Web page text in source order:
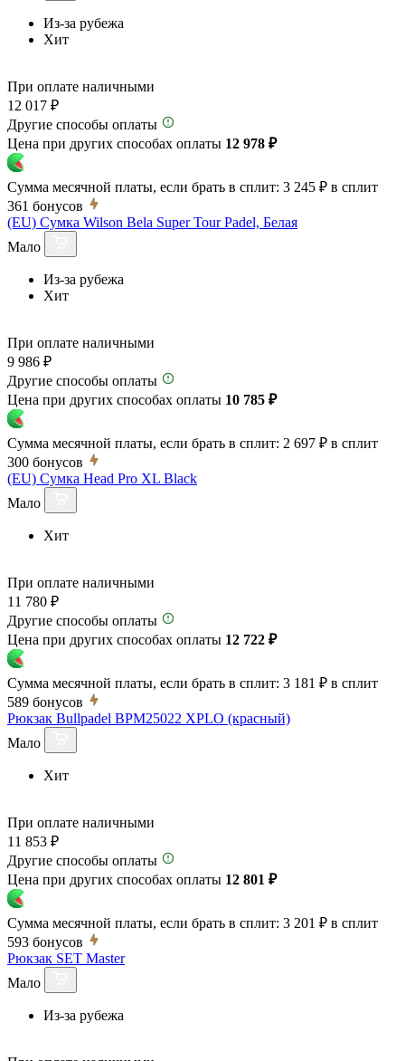
Из-за рубежа
Хит
При оплате наличными
12 017 ₽
Другие способы оплаты
Цена при других способах оплаты 12 978 ₽
Сумма месячной платы, если брать в сплит: 3 245 ₽ в сплит
361 бонусов
(EU) Сумка Wilson Bela Super Tour Padel, Белая
Мало
Из-за рубежа
Хит
При оплате наличными
9 986 ₽
Другие способы оплаты
Цена при других способах оплаты 10 785 ₽
Сумма месячной платы, если брать в сплит: 2 697 ₽ в сплит
300 бонусов
(EU) Сумка Head Pro XL Black
Мало
Хит
При оплате наличными
11 780 ₽
Другие способы оплаты
Цена при других способах оплаты 12 722 ₽
Сумма месячной платы, если брать в сплит: 3 181 ₽ в сплит
589 бонусов
Рюкзак Bullpadel BPM25022 XPLO (красный)
Мало
Хит
При оплате наличными
11 853 ₽
Другие способы оплаты
Цена при других способах оплаты 12 801 ₽
Сумма месячной платы, если брать в сплит: 3 201 ₽ в сплит
593 бонусов
Рюкзак SET Master
Мало
Из-за рубежа